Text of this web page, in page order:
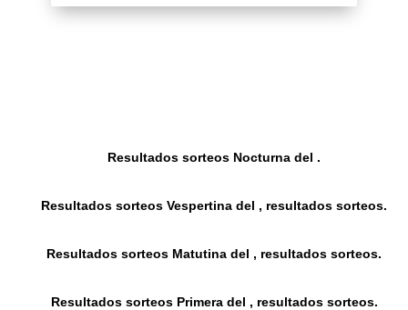
Resultados sorteos Nocturna del .
Resultados sorteos Vespertina del , resultados sorteos.
Resultados sorteos Matutina del , resultados sorteos.
Resultados sorteos Primera del , resultados sorteos.